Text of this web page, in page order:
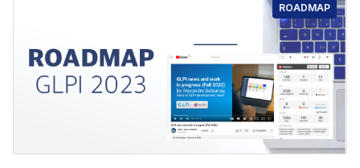
ROADMAP